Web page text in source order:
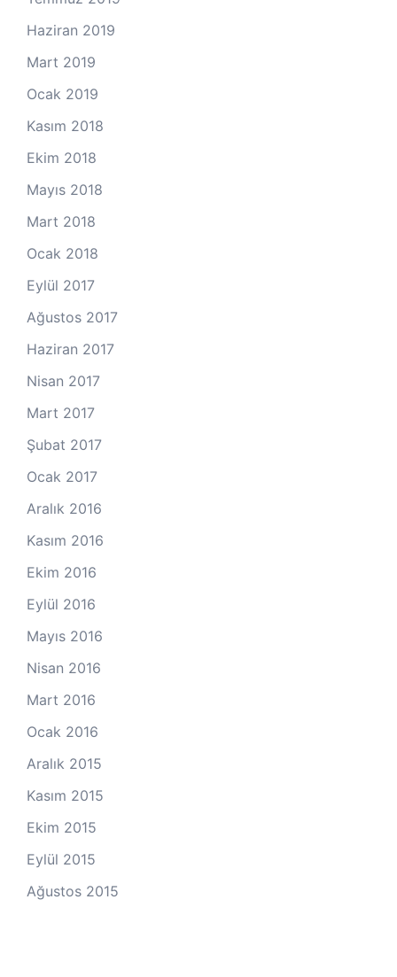
Haziran 2019
Mart 2019
Ocak 2019
Kasım 2018
Ekim 2018
Mayıs 2018
Mart 2018
Ocak 2018
Eylül 2017
Ağustos 2017
Haziran 2017
Nisan 2017
Mart 2017
Şubat 2017
Ocak 2017
Aralık 2016
Kasım 2016
Ekim 2016
Eylül 2016
Mayıs 2016
Nisan 2016
Mart 2016
Ocak 2016
Aralık 2015
Kasım 2015
Ekim 2015
Eylül 2015
Ağustos 2015